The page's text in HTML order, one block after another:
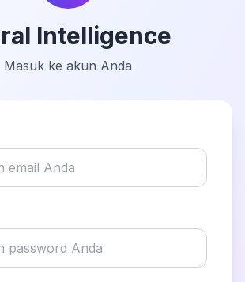
Intelligence
Masuk ke akun Anda